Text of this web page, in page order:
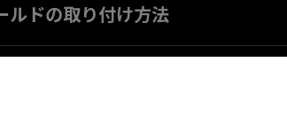
ルドの取り付け方法